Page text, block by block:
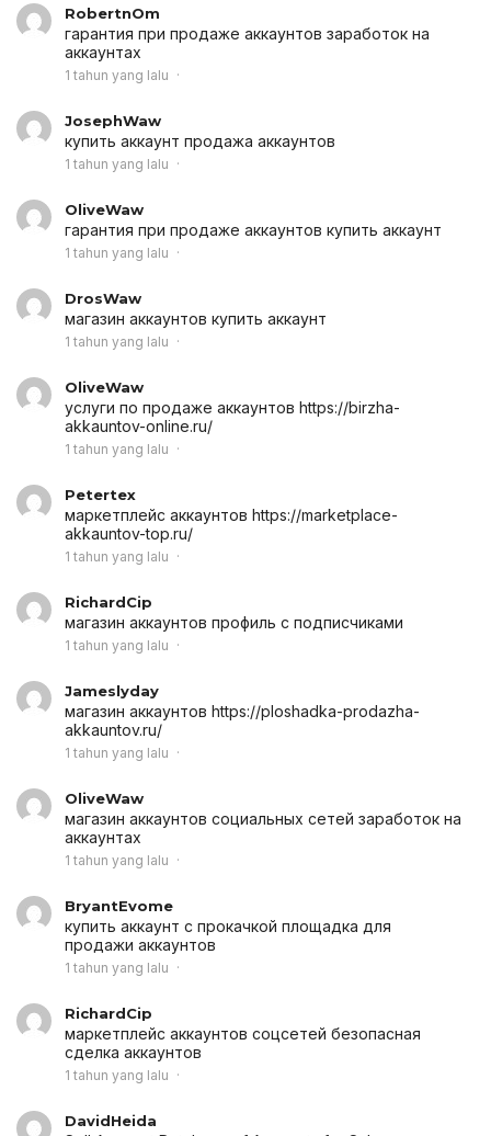
RobertnOm
гарантия при продаже аккаунтов заработок на
аккаунтах
1 tahun yang lalu
JosephWaw
купить аккаунт продажа аккаунтов
1 tahun yang lalu
OliveWaw
гарантия при продаже аккаунтов купить аккаунт
1 tahun yang lalu
DrosWaw
магазин аккаунтов купить аккаунт
1 tahun yang lalu
OliveWaw
услуги по продаже аккаунтов https://birzha-
akkauntov-online.ru/
1 tahun yang lalu
Petertex
маркетплейс аккаунтов https://marketplace-
akkauntov-top.ru/
1 tahun yang lalu
RichardCip
магазин аккаунтов профиль с подписчиками
1 tahun yang lalu
Jameslyday
магазин аккаунтов https://ploshadka-prodazha-
akkauntov.ru/
1 tahun yang lalu
OliveWaw
магазин аккаунтов социальных сетей заработок на
аккаунтах
1 tahun yang lalu
BryantEvome
купить аккаунт с прокачкой площадка для
продажи аккаунтов
1 tahun yang lalu
RichardCip
маркетплейс аккаунтов соцсетей безопасная
сделка аккаунтов
1 tahun yang lalu
DavidHeida